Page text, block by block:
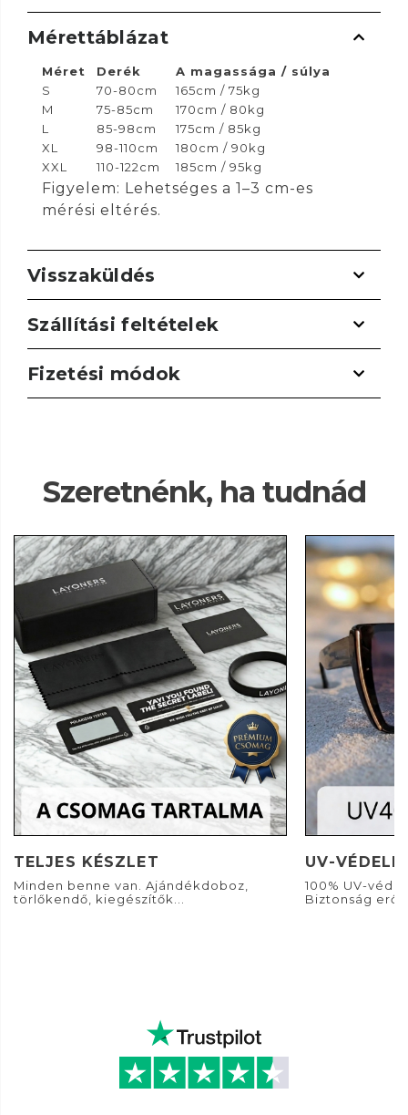
Mérettáblázat
Méret Derék
A magassága / súlya
S
70-80cm
165cm / 75kg
M
75-85cm
170cm / 80kg
L
85-98cm
175cm / 85kg
XL
98-110cm
180cm / 90kg
XXL
110-122cm 185cm / 95kg
Figyelem: Lehetséges a 1–3 cm-es
mérési eltérés.
Visszaküldés
Szállítási feltételek
Fizetési módok
Szeretnénk, ha tudnád
TELJES KÉSZLET
Minden benne van. Ajándékdoboz,
törlőkendő, kiegészítők...
UV-
100% UV-
Biztonság